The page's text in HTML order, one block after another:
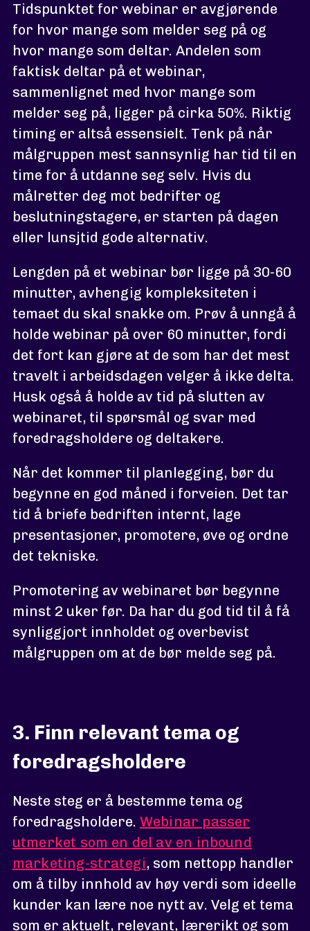
Tidspunktet for webinar er avgjørende
for hvor mange som melder seg på og
hvor mange som deltar. Andelen som
faktisk deltar på et webinar,
sammenlignet med hvor mange som
melder seg på, ligger på cirka 50%. Riktig
timing er altså essensielt. Tenk på når
målgruppen mest sannsynlig har tid til en
time for å utdanne seg selv. Hvis du
målretter deg mot bedrifter og
beslutningstagere, er starten på dagen
eller lunsjtid gode alternativ.
Lengden på et webinar bør ligge på 30-60
minutter, avhengig kompleksiteten i
temaet du skal snakke om. Prøv å unngå å
holde webinar på over 60 minutter, fordi
det fort kan gjøre at de som har det mest
travelt i arbeidsdagen velger å ikke delta.
Husk også å holde av tid på slutten av
webinaret, til spørsmål og svar med
foredragsholdere og deltakere.
Når det kommer til planlegging, bør du
begynne en god måned i forveien. Det tar
tid å briefe bedriften internt, lage
presentasjoner, promotere, øve og ordne
det tekniske.
Promotering av webinaret bør begynne
minst 2 uker før. Da har du god tid til å få
synliggjort innholdet og overbevist
målgruppen om at de bør melde seg på.
3. Finn relevant tema og
foredragsholdere
Neste steg er å bestemme tema og
foredragsholdere. Webinar passer
utmerket som en del av en inbound
marketing-strategi, som nettopp handler
om å tilby innhold av høy verdi som ideelle
kunder kan lære noe nytt av. Velg et tema
som er aktuelt, relevant, lærerikt og som